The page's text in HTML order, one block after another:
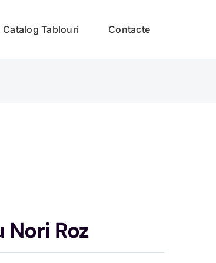
Catalog Tablouri Contacte
Roz